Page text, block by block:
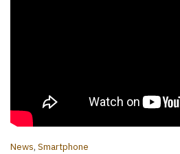
C
News, Smartphone